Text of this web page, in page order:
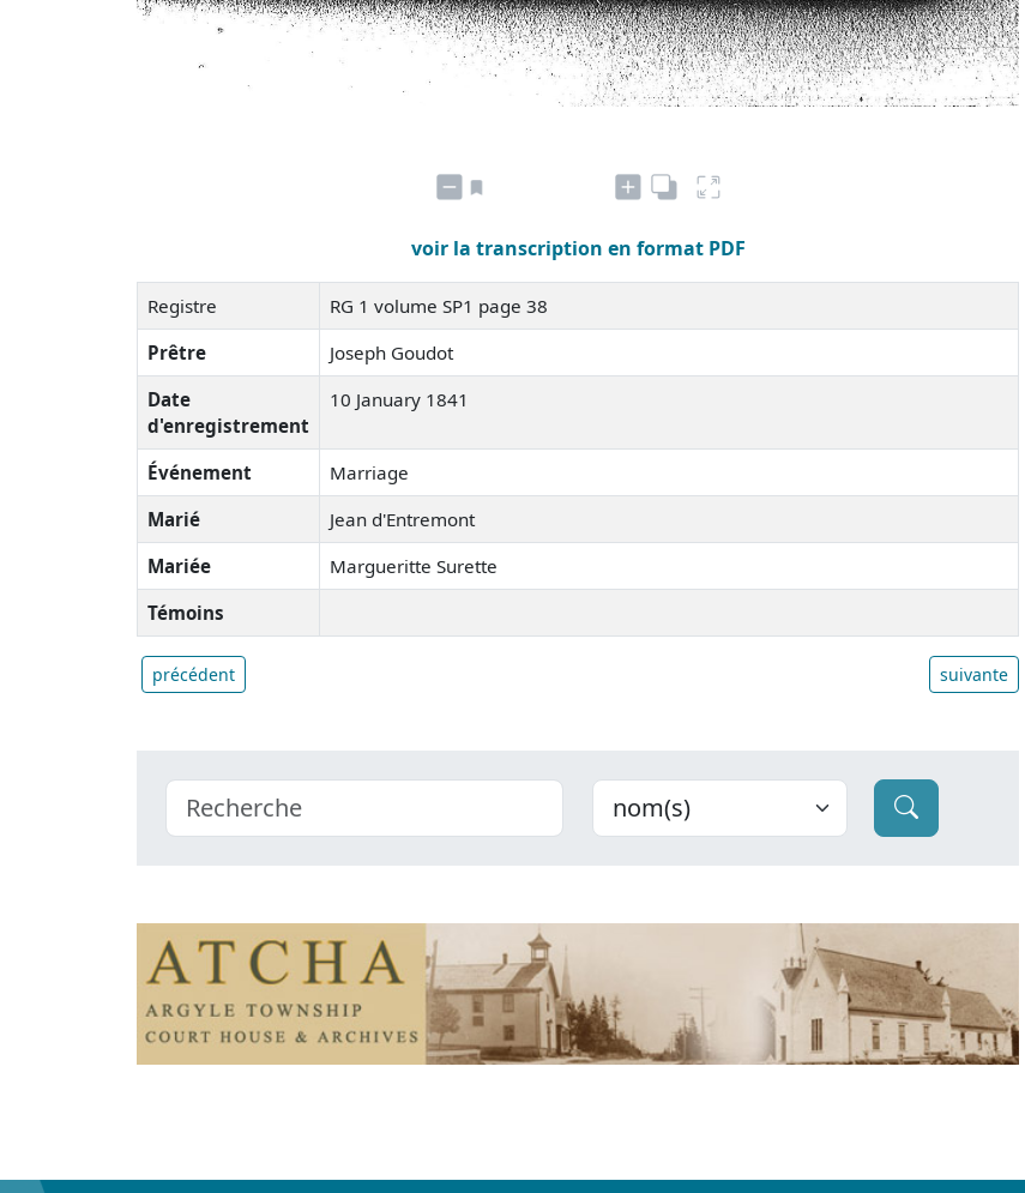
voir la transcription en format PDF
Registre
RG 1 volume SP1 page 38
Prêtre
Joseph Goudot
Date
d'enregistrement
10 January 1841
Événement
Marriage
Marié
Jean d'Entremont
Mariée
Margueritte Surette
Témoins
précédent suivante